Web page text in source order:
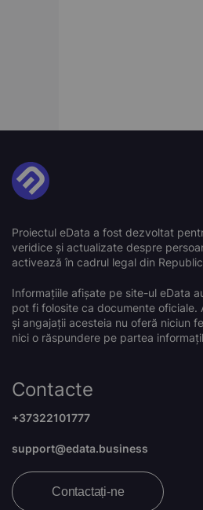
Proiectul eData a fost dezvoltat
veridice și actualizate despre
activează în cadrul legal din
Informațiile afișate pe site-ul eData
pot fi folosite ca documente
și angajații acesteia nu oferă niciun
nici o răspundere pe partea
Contacte
+37322101777
support@edata.business
Contactați-ne